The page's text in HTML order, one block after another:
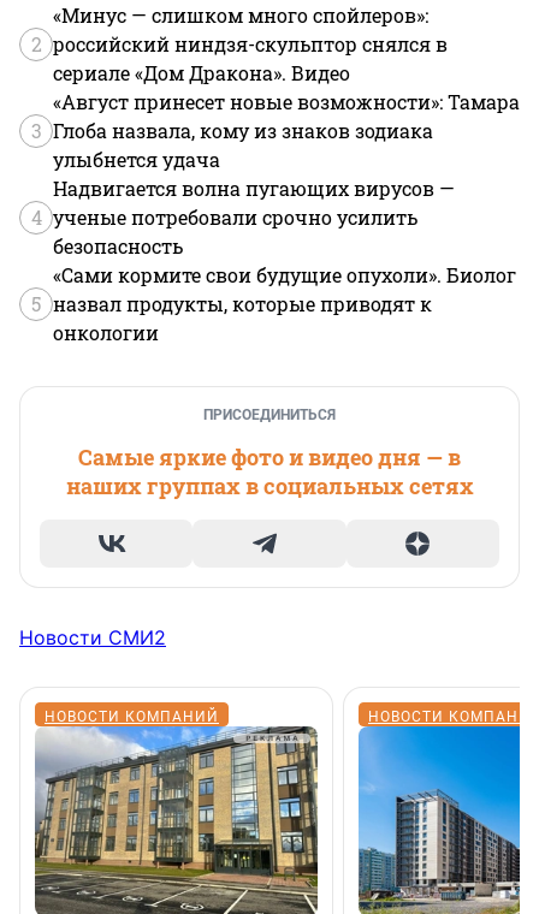
2
«Минус — слишком много спойлеров»:
российский ниндзя-скульптор снялся в
сериале «Дом Дракона». Видео
3
«Август принесет новые возможности»: Тамара
Глоба назвала, кому из знаков зодиака
улыбнется удача
4
Надвигается волна пугающих вирусов —
ученые потребовали срочно усилить
безопасность
5
«Сами кормите свои будущие опухоли». Биолог
назвал продукты, которые приводят к
онкологии
ПРИСОЕДИНИТЬСЯ
Самые яркие фото и видео дня — в
наших группах в социальных сетях
Новости СМИ2
НОВОСТИ КОМПАНИЙ НОВОСТИ